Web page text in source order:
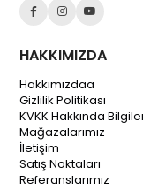
HAKKIMIZDA
Hakkımızdaa
Gizlilik Politikası
KVKK Hakkında
Mağazalarımız
İletişim
Satış Noktaları
Referanslarımız